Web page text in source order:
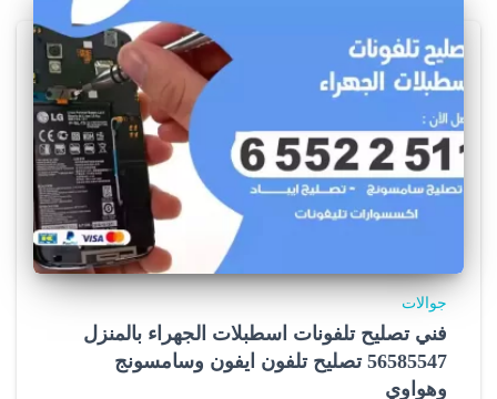
جوالات
فني تصليح تلفونات اسطبلات الجهراء بالمنزل
56585547 تصليح تلفون ايفون وسامسونج
وهواوي